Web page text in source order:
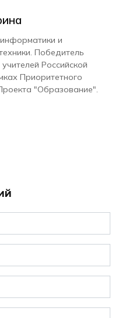
и
Победитель
Российской
Приоритетного
"Образование".